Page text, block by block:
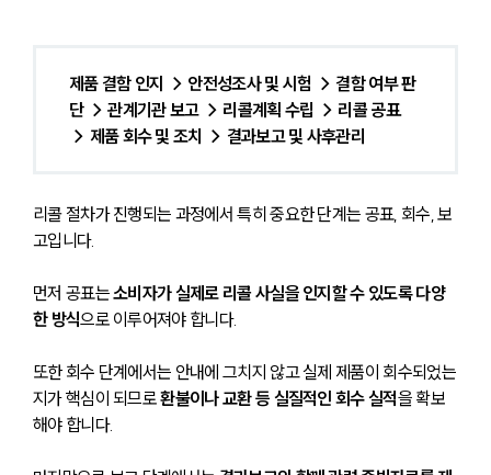
제품 결함 인지 → 안전성조사 및 시험 → 결함 여부 판
단 → 관계기관 보고 → 리콜계획 수립 → 리콜 공표
→ 제품 회수 및 조치 → 결과보고 및 사후관리
리콜 절차가 진행되는 과정에서 특히 중요한 단계는 공표, 회수, 보
고입니다.
먼저 공표는 소비자가 실제로 리콜 사실을 인지할 수 있도록 다양
한 방식으로 이루어져야 합니다.
또한 회수 단계에서는 안내에 그치지 않고 실제 제품이 회수되었는
지가 핵심이 되므로 환불이나 교환 등 실질적인 회수 실적을 확보
해야 합니다.